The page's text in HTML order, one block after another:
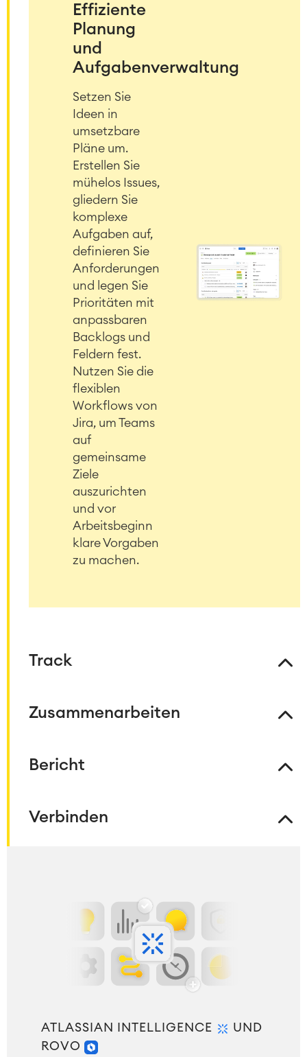
Effiziente
Planung
und
Aufgabenverwaltung
Setzen Sie
Ideen in
umsetzbare
Pläne um.
Erstellen Sie
mühelos Issues,
gliedern Sie
komplexe
Aufgaben auf,
definieren Sie
Anforderungen
und legen Sie
Prioritäten mit
anpassbaren
Backlogs und
Feldern fest.
Nutzen Sie die
flexiblen
Workflows von
Jira, um Teams
auf
gemeinsame
Ziele
auszurichten
und vor
Arbeitsbeginn
klare Vorgaben
zu machen.
Track
Zusammenarbeiten
Bericht
Verbinden
ATLASSIAN INTELLIGENCE
UND
ROVO